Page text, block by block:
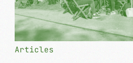
Articles